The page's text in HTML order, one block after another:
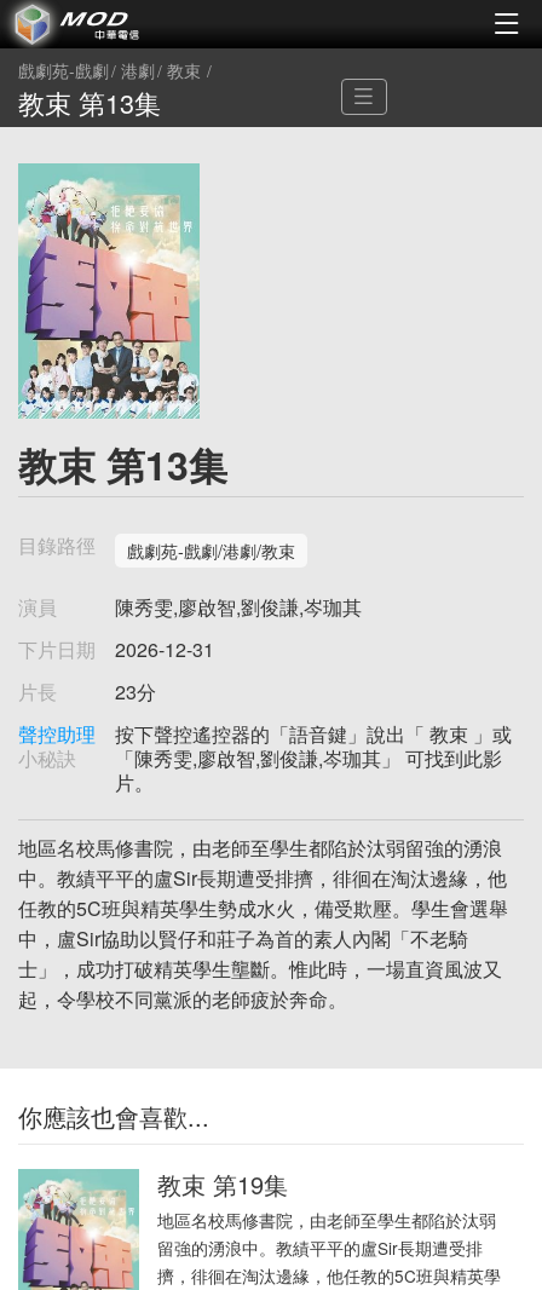
戲劇苑-戲劇 港劇 教束
教束 第13集
教束 第13集
目錄路徑 戲劇苑-戲劇/港劇/教束
演員
陳秀雯,廖啟智,劉俊謙,岑珈其
下片日期
2026-12-31
片長
23分
聲控助理
小秘訣
按下聲控遙控器的「語音鍵」說出「 教束 」或
「陳秀雯,廖啟智,劉俊謙,岑珈其」 可找到此影
片。
地區名校馬修書院，由老師至學生都陷於汰弱留強的湧浪
中。教績平平的盧Sir長期遭受排擠，徘徊在淘汰邊緣，他
任教的5C班與精英學生勢成水火，備受欺壓。學生會選舉
中，盧Sir協助以賢仔和莊子為首的素人內閣「不老騎
士」，成功打破精英學生壟斷。惟此時，一場直資風波又
起，令學校不同黨派的老師疲於奔命。
你應該也會喜歡...
教束 第19集
地區名校馬修書院，由老師至學生都陷於汰弱
留強的湧浪中。教績平平的盧Sir長期遭受排
擠，徘徊在淘汰邊緣，他任教的5C班與精英學